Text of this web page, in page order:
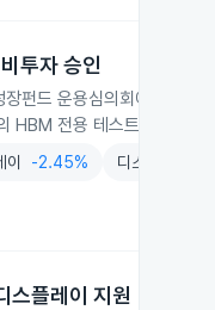
투자 승인
펀드 운용심의회에서 LG
HBM 전용 테스트 장비 시
-2.45% 디스플레이
플레이 지원